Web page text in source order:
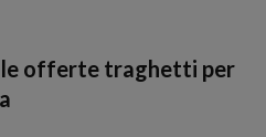
le offerte traghetti per